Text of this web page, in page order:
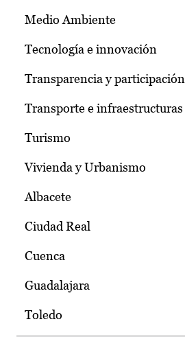
Medio Ambiente
Tecnología e innovación
Transparencia y participación
Transporte e infraestructuras
Turismo
Vivienda y Urbanismo
Albacete
Ciudad Real
Cuenca
Guadalajara
Toledo